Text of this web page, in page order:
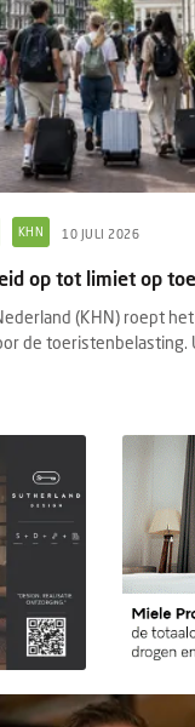
KHN 10 JULI 2026
op tot limiet op
(KHN) roept
de toeristenbelasting.